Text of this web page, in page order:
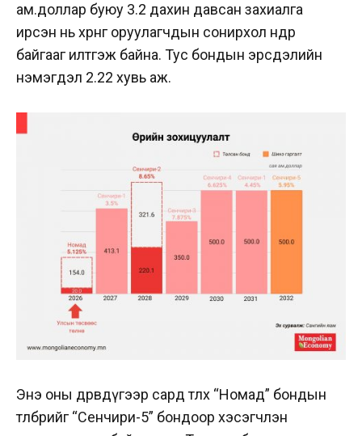
ам.доллар буюу 3.2 дахин давсан захиалга
ирсэн нь хөрөнгө оруулагчдын сонирхол өндөр
байгааг илтгэж байна. Тус бондын эрсдэлийн
нэмэгдэл 2.22 хувь аж.
Энэ оны дөрөвдүгээр сард төлөх “Номад” бондын
төлбөрийг “Сенчири-5” бондоор хэсэгчлэн